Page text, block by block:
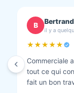
C chantal
il y a
★★★★★
Isolation
Travaux bien
tout est nickel